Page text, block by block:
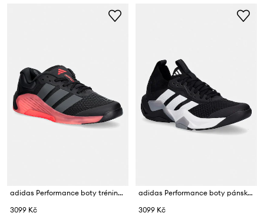
adidas Performance boty tréninkové pánské Dropset 4
3099 Kč
adidas Performance boty pánské Rapidmove Adv 2
3099 Kč